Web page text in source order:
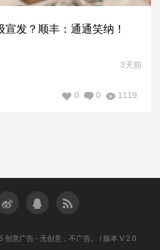
发？顺丰：通通笑纳！
3天前
1119
0
0
意广告 - 无创意，不广告。 / 版本 V 2.0